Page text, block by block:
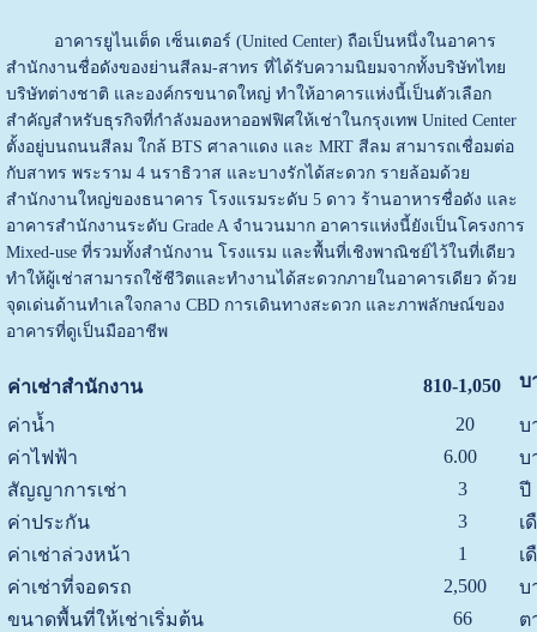
อาคารยูไนเต็ด เซ็นเตอร์ (United Center) ถือเป็นหนึ่งในอาคาร
สำนักงานชื่อดังของย่านสีลม-สาทร ที่ได้รับความนิยมจากทั้งบริษัทไทย
บริษัทต่างชาติ และองค์กรขนาดใหญ่ ทำให้อาคารแห่งนี้เป็นตัวเลือก
สำคัญสำหรับธุรกิจที่กำลังมองหาออฟฟิศให้เช่าในกรุงเทพ United Center
ตั้งอยู่บนถนนสีลม ใกล้ BTS ศาลาแดง และ MRT สีลม สามารถเชื่อมต่อ
กับสาทร พระราม 4 นราธิวาส และบางรักได้สะดวก รายล้อมด้วย
สำนักงานใหญ่ของธนาคาร โรงแรมระดับ 5 ดาว ร้านอาหารชื่อดัง และ
อาคารสำนักงานระดับ Grade A จำนวนมาก อาคารแห่งนี้ยังเป็นโครงการ
Mixed-use ที่รวมทั้งสำนักงาน โรงแรม และพื้นที่เชิงพาณิชย์ไว้ในที่เดียว
ทำให้ผู้เช่าสามารถใช้ชีวิตและทำงานได้สะดวกภายในอาคารเดียว ด้วย
จุดเด่นด้านทำเลใจกลาง CBD การเดินทางสะดวก และภาพลักษณ์ของ
อาคารที่ดูเป็นมืออาชีพ
ค่าเช่าสำนักงาน 810-1,050 บ
ค่าน้ำ 20
บ
ค่าไฟฟ้า
6.00
บ
สัญญาการเช่า
3
ปี
ค่าประกัน
3
เ
ค่าเช่าล่วงหน้า
1
เ
ค่าเช่าที่จอดรถ
2,500
บ
ขนาดพื้นที่ให้เช่าเริ่มต้น
66
ต